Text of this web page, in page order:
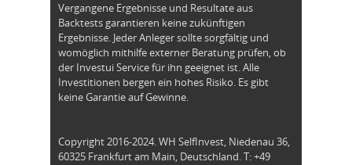
Vergangene Ergebnisse und Resultate aus
Backtests garantieren keine zukünftigen
Ergebnisse. Jeder Anleger sollte sorgfältig und
womöglich mithilfe externer Beratung prüfen, ob
der Investui Service für ihn geeignet ist. Alle
Investitionen bergen ein hohes Risiko. Es gibt
keine Garantie auf Gewinne.
Copyright 2016-2024. WH SelfInvest, Niedenau 36,
60325 Frankfurt am Main, Deutschland. T: +49